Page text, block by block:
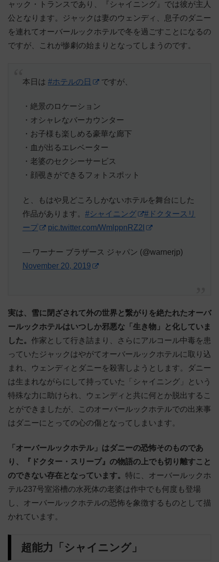
ャック・トランスであり、『シャイニング』では彼が主人
公となります。ジャックは妻のウェンディ、息子のダニー
を連れてオーバールックホテルで冬を過ごすことになるの
ですが、これが惨劇の始まりとなってしまうのです。
本日は #ホテルの日 ですが、
・絶景のロケーション
・オシャレなバーカウンター
・お子様も楽しめる豪華な廊下
・血が出るエレベーター
・老婆のセクシーサービス
・顔覗きができるフォトスポット
と、もはや見どころしかないホテルを舞台にした
作品があります。 #シャイニング
#ドクタースリ
ープ
pic.twitter.com/WmlppnRZ2l
— ワーナー ブラザース ジャパン (@warnerjp)
November 20, 2019
実は、雪に閉ざされて外の世界と繋がりを絶たれたオーバ
ールックホテルはいつしか邪悪な「生き物」と化していま
した。 作家として行き詰まり、さらにアルコール中毒を患
っていたジャックはやがてオーバールックホテルに取り込
まれ、ウェンディとダニーを殺害しようとします。ダニー
は生まれながらにして持っていた「シャイニング」という
特殊な力に助けられ、ウェンディと共に何とか脱出するこ
とができましたが、このオーバールックホテルでの出来事
はダニーにとっての心の傷となってしまいます。
「オーバールックホテル」はダニーの恐怖そのものであ
り、『ドクター・スリープ』の物語の上でも切り離すこと
のできない存在となっています。 特に、オーバールックホ
テル237号室浴槽の水死体の老婆は作中でも何度も登場
し、オーバールックホテルの恐怖を象徴するものとして描
かれています。
超能力「シャイニング」